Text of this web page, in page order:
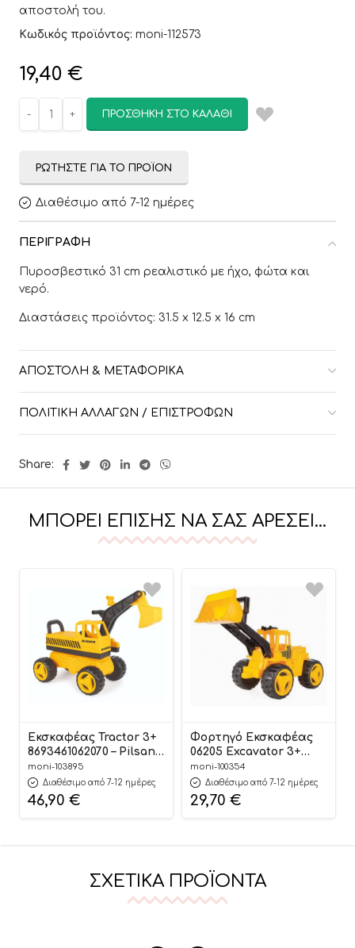
αποστολή του.
Κωδικός προϊόντος: moni-112573
19,40 €
ΠΡΟΣΘΉΚΗ ΣΤΟ ΚΑΛΆΘΙ
ΡΩΤΉΣΤΕ ΓΙΑ ΤΟ ΠΡΟΪΌΝ
Διαθέσιμο από 7-12 ημέρες
ΠΕΡΙΓΡΑΦΉ
Πυροσβεστικό 31 cm ρεαλιστικό με ήχο, φώτα και
νερό.
Διαστάσεις προϊόντος: 31.5 x 12.5 x 16 cm
ΑΠΟΣΤΟΛΉ & ΜΕΤΑΦΟΡΙΚΆ
ΠΟΛΙΤΙΚΉ ΑΛΛΑΓΏΝ / ΕΠΙΣΤΡΟΦΏΝ
Share:
ΜΠΟΡΕΊ ΕΠΊΣΗΣ ΝΑ ΣΑΣ ΑΡΈΣΕΙ…
Εκσκαφέας Tractor 3+
8693461062070 – Pilsan
06207
moni-103895
Διαθέσιμο από 7-12 ημέρες
46,90 €
Φορτηγό Εκσκαφέας
06205 Excavator 3+
8693461062056 – Pilsan
moni-100354
Διαθέσιμο από 7-12 ημέρες
29,70 €
ΣΧΕΤΙΚΆ ΠΡΟΪΌΝΤΑ